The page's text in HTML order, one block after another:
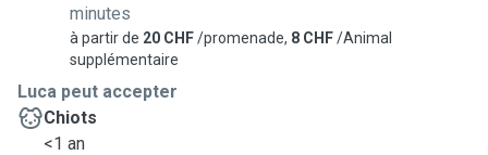
minutes
à partir de 20 CHF/promenade, 8 CHF/Animal
supplémentaire
Luca peut accepter
Chiots
<1 an